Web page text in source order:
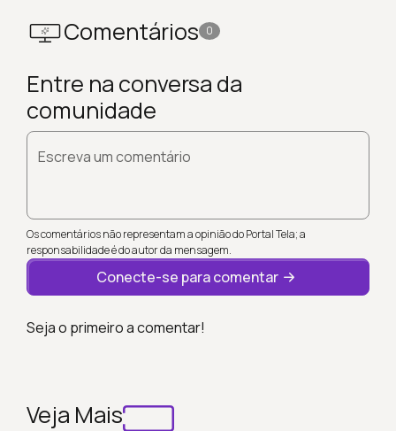
Comentários 0
Entre na conversa da
comunidade
Escreva um comentário
Os comentários não representam a opinião do Portal Tela; a
responsabilidade é do autor da mensagem.
Conecte-se para comentar
Seja o primeiro a comentar!
Veja Mais